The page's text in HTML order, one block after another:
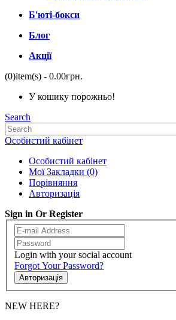
Б'юті-бокси
Блог
Акції
(0)item(s) - 0.00грн.
У кошику порожньо!
Search
Особистий кабінет
Особистий кабінет
Мої Закладки (0)
Порівняння
Авторизація
Sign in Or Register
Login with your social account
Forgot Your Password?
Авторизація
NEW HERE?